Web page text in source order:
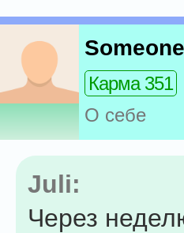
Someone
Карма 351
О себе
Juli:
Через